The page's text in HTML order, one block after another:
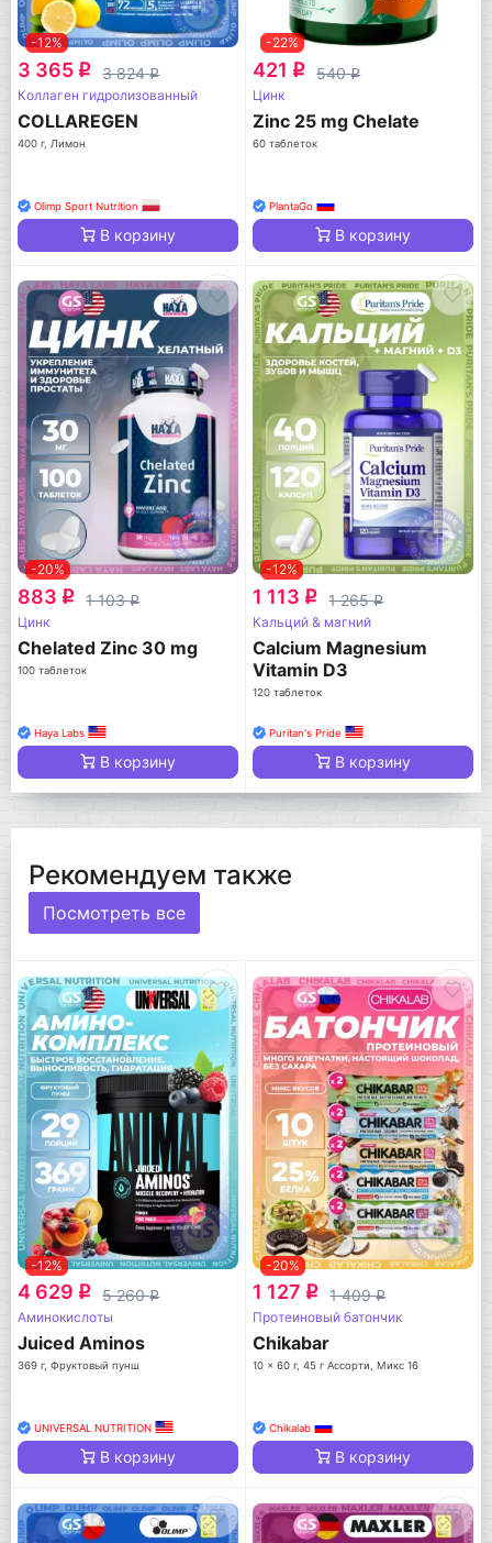
-12%
3 365 q 3 824q
Коллаген гидролизованный
COLLAREGEN
400 г, Лимон
Olimp Sport Nutrition
В корзину
-22%
421 q 540q
Цинк
Zinc 25 mg Chelate
60 таблеток
PlantaGo
В корзину
-20%
883 q 1 103q
Цинк
Chelated Zinc 30 mg
100 таблеток
Haya Labs
В корзину
-12%
1 113 q 1 265q
Кальций & магний
Calcium Magnesium
Vitamin D3
120 таблеток
Puritan's Pride
В корзину
Рекомендуем также
Посмотреть все
-12%
4 629 q 5 260q
Аминокислоты
Juiced Aminos
369 г, Фруктовый пунш
UNIVERSAL NUTRITION
В корзину
-20%
1 127 q 1 409q
Протеиновый батончик
Chikabar
10 x 60 г, 45 г Ассорти, Микс 16
Chikalab
В корзину